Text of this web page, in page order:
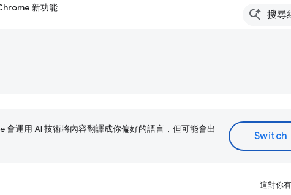
新功能
會運用 AI 技術將內容翻譯成你偏好的語言，但可能會出
這對你